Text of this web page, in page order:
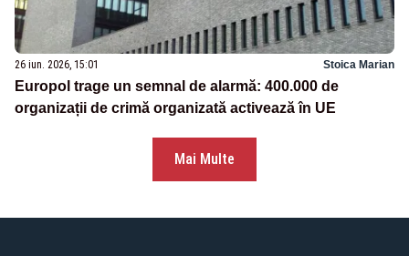
26 iun. 2026, 15:01 Stoica Marian
Europol trage un semnal de alarmă: 400.000 de
organizații de crimă organizată activează în UE
Mai Multe